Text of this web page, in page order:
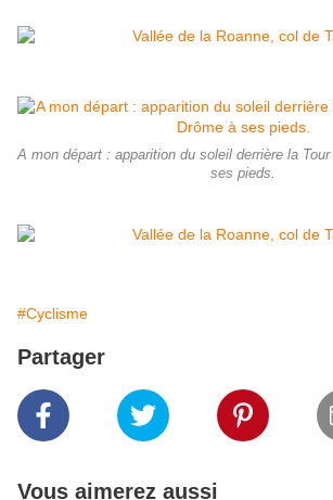
A mon départ : apparition du soleil derrière la
ses pieds.
#Cyclisme
Partager
Vous aimerez aussi